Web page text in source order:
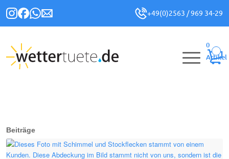
+49(0)2563 / 969 34-29
0
Artikel
Beiträge